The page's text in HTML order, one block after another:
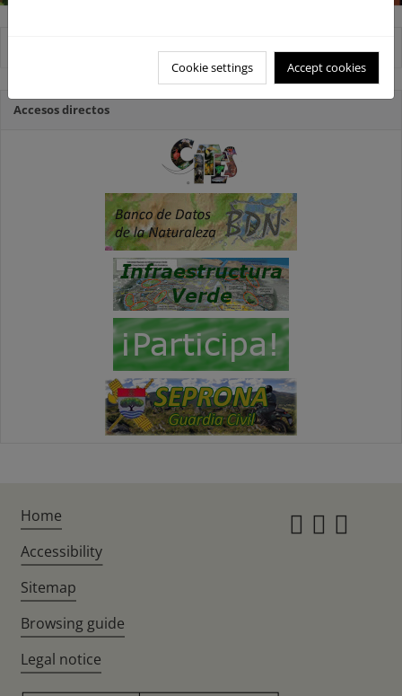
12 Images
Accesos directos
Cookie settings Accept cookies
Home
Accessibility
Sitemap
Browsing guide
Legal notice